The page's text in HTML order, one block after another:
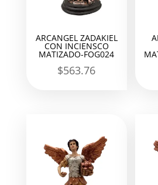
ARCANGEL ZADAKIEL
CON INCIENSCO
MATIZADO-FOG024
$563.76